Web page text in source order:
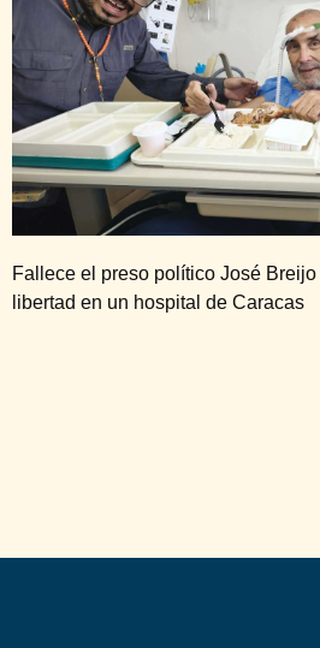
Fallece el preso político José
libertad en un hospital de Caracas